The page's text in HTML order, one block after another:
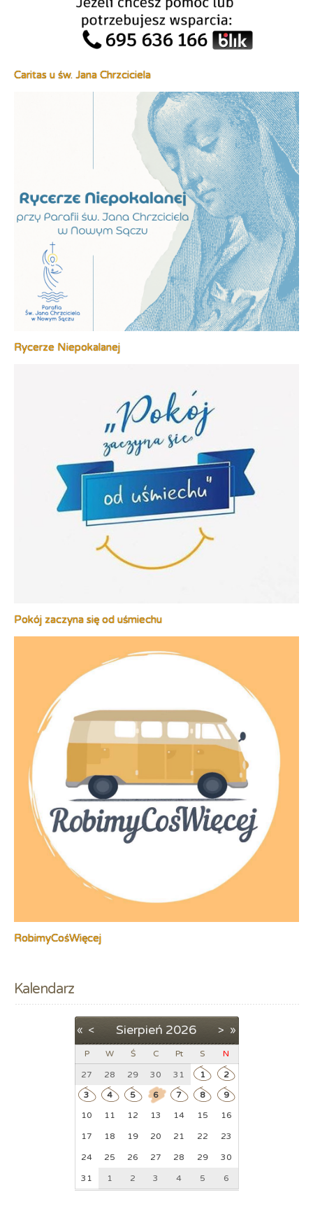
Caritas u św. Jana Chrzciciela
Rycerze Niepokalanej
Pokój zaczyna się od uśmiechu
RobimyCośWięcej
Kalendarz
« < Sierpień 2026 > »
P W Ś C Pt S N
27 28 29 30 31 1 2
3 4 5 6 7 8 9
10 11 12 13 14 15 16
17 18 19 20 21 22 23
24 25 26 27 28 29 30
31 1 2 3 4 5 6